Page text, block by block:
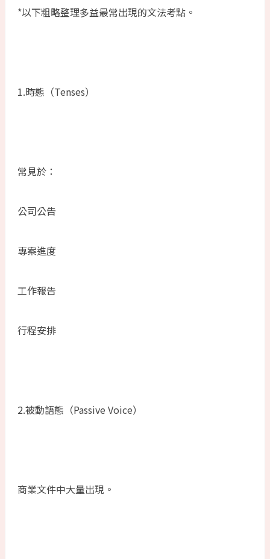
*以下粗略整理多益最常出現的文法考點。
1.時態（Tenses）
常見於：
公司公告
專案進度
工作報告
行程安排
2.被動語態（Passive Voice）
商業文件中大量出現。